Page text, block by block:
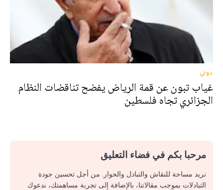
دولي
غياب تبون عن قمة الرياض يفضح تناقضات النظام
الجزائري تجاه فلسطين
مرحبا بكم في فضاء التعليق
نريد مساحة للنقاش والتبادل والحوار. من أجل تحسين جودة
التبادلات بموجب مقالاتنا، بالإضافة إلى تجربة مساهمتك، ندعوك